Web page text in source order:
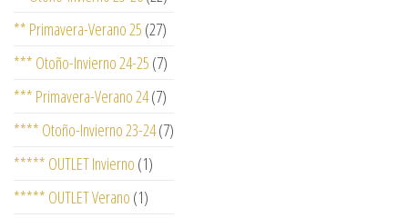
** Primavera-Verano 25 (27)
*** Otoño-Invierno 24-25 (7)
*** Primavera-Verano 24(7)
**** Otoño-Invierno 23-24(7)
***** OUTLET Invierno (1)
***** OUTLET Verano (1)